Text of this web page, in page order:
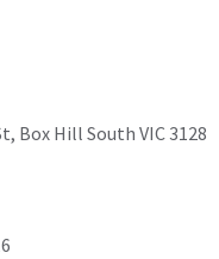
Box Hill South VIC 3128